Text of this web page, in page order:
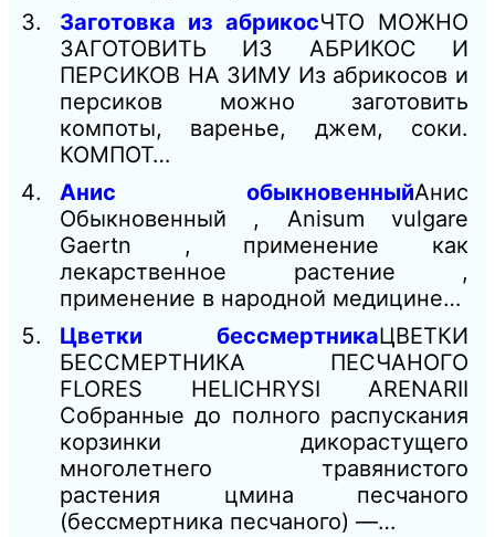
Заготовка из абрикосЧТО МОЖНО
ЗАГОТОВИТЬ ИЗ АБРИКОС И
ПЕРСИКОВ НА ЗИМУ Из абрикосов и
персиков можно заготовить
компоты, варенье, джем, соки.
КОМПОТ…
Анис обыкновенныйАнис
Обыкновенный , Anisum vulgare
Gaertn , применение как
лекарственное растение ,
применение в народной медицине…
Цветки бессмертникаЦВЕТКИ
БЕССМЕРТНИКА ПЕСЧАНОГО
FLORES HELICHRYSI ARENARII
Собранные до полного распускания
корзинки дикорастущего
многолетнего травянистого
растения цмина песчаного
(бессмертника песчаного) —…